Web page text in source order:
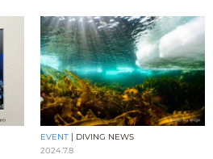
EVENT
DIVING NEWS
2024.7.8